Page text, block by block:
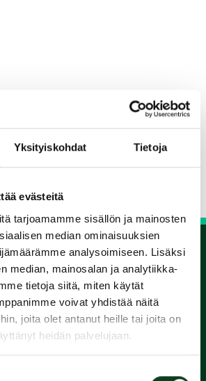
Yksityiskohdat Tietoja
evästeitä
tarjoamamme sisällön ja mainosten
median ominaisuuksien
analysoimiseen. Lisäksi
median, mainosalan ja analytiikka-
tietoja siitä, miten käytät
voivat yhdistää näitä
joita olet antanut heille tai joita on
heidän palvelujaan.